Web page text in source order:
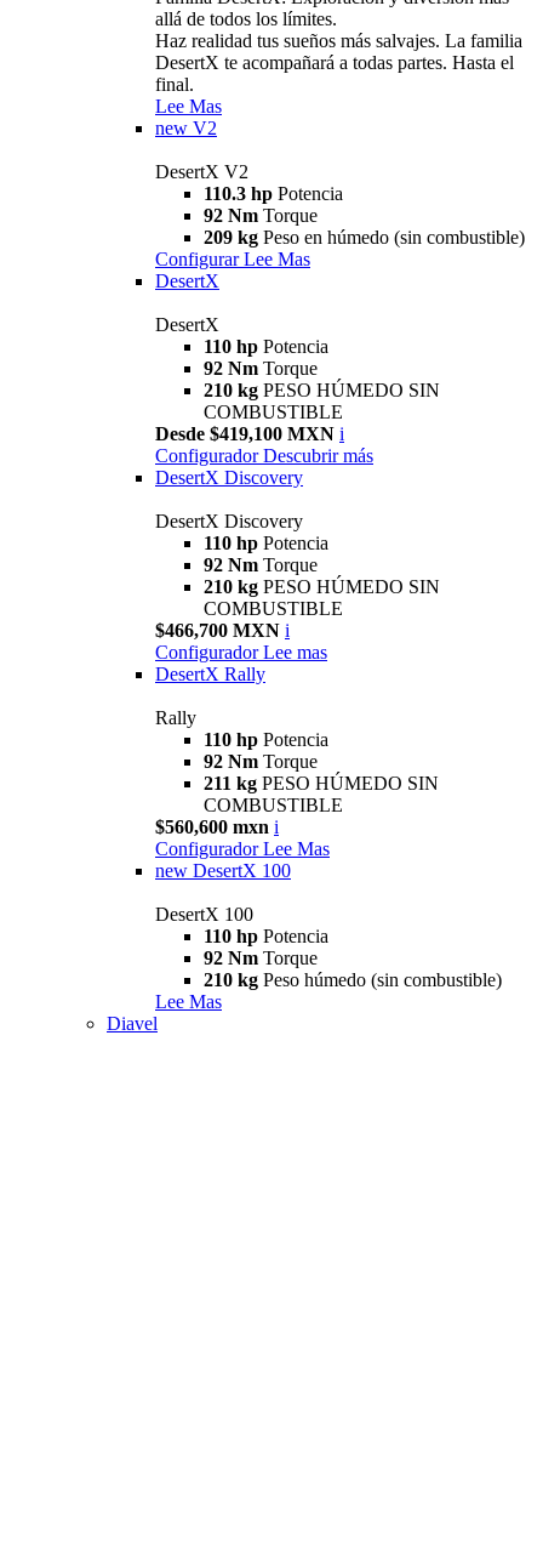
allá de todos los límites.
Haz realidad tus sueños más salvajes. La familia
DesertX te acompañará a todas partes. Hasta el
final.
Lee Mas
new V2
DesertX V2
110.3 hp Potencia
92 Nm Torque
209 kg Peso en húmedo (sin combustible)
Configurar Lee Mas
DesertX
DesertX
110 hp Potencia
92 Nm Torque
210 kg PESO HÚMEDO SIN
COMBUSTIBLE
Desde $419,100 MXN i
Configurador Descubrir más
DesertX Discovery
DesertX Discovery
110 hp Potencia
92 Nm Torque
210 kg PESO HÚMEDO SIN
COMBUSTIBLE
$466,700 MXN i
Configurador Lee mas
DesertX Rally
Rally
110 hp Potencia
92 Nm Torque
211 kg PESO HÚMEDO SIN
COMBUSTIBLE
$560,600 mxn i
Configurador Lee Mas
new DesertX 100
DesertX 100
110 hp Potencia
92 Nm Torque
210 kg Peso húmedo (sin combustible)
Lee Mas
Diavel